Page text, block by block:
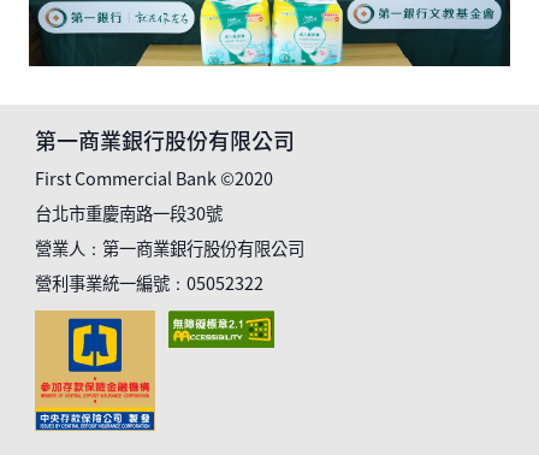
第一商業銀行股份有限公司
First Commercial Bank ©2020
台北市重慶南路一段30號
營業人：第一商業銀行股份有限公司
營利事業統一編號：05052322